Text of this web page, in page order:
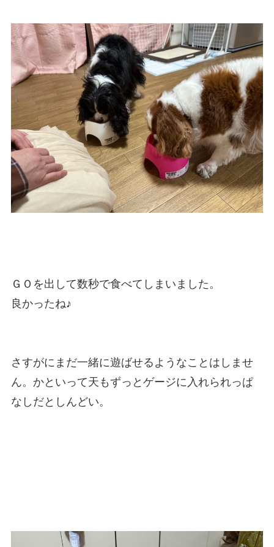
ＧＯを出して数秒で食べてしまいました。
良かったね♪
さすがにまだ一緒に遊ばせるようなことはしませ
ん。かといって天もずっとゲージに入れられっぱ
なしだとしんどい。